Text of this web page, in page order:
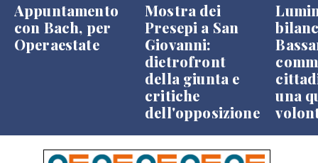
Appuntamento
con Bach, per
Operaestate
Mostra dei
Presepi a San
Giovanni:
dietrofront
della giunta e
critiche
dell'opposizione
una